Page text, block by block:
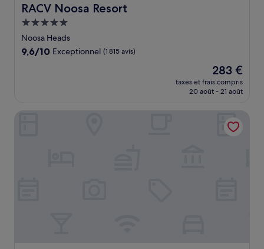
RACV Noosa Resort
RACV Noosa Resort
Hébergement
5.0 étoiles
Noosa Heads
9.6
9,6/10 Exceptionnel (1 815 avis)
Le
nouveau
prix
de
283 €
283 €
taxes et frais compris
20 août - 21 août